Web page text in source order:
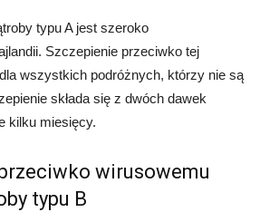
typu A jest szeroko
Szczepienie przeciwko tej
wszystkich podróżnych, którzy nie są
składa się z dwóch dawek
kilku miesięcy.
wirusowemu
typu B